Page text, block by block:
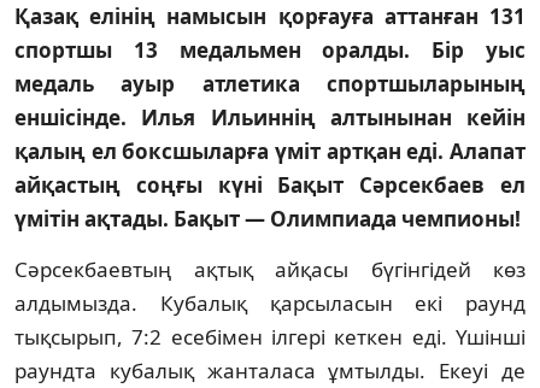
Қазақ елiнiң намысын қорғауға аттанған 131
спортшы 13 медальмен оралды. Бiр уыс
медаль ауыр атлетика спортшыларының
еншiсiнде. Илья Ильиннiң алтынынан кейiн
қалың ел боксшыларға үмiт артқан едi. Алапат
айқастың соңғы күнi Бақыт Сәрсекбаев ел
үмiтiн ақтады. Бақыт — Олимпиада чемпионы!
Сәрсекбаевтың ақтық айқасы бүгiнгiдей көз
алдымызда. Кубалық қарсыласын екi раунд
тықсырып, 7:2 есебiмен iлгерi кеткен едi. Үшiншi
раундта кубалық жанталаса ұмтылды. Екеуi де